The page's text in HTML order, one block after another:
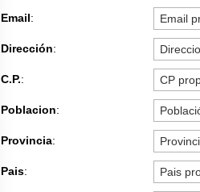
Email:
Dirección:
C.P.:
Poblacion:
Provincia:
Pais: